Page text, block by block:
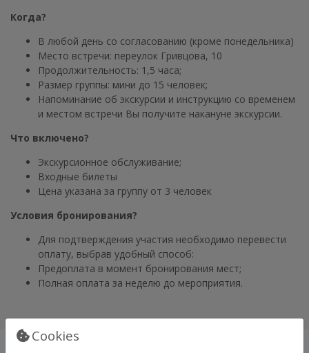
Когда?
В любой день со согласованию (кроме понедельника)
Место встречи: переулок Гривцова, 10
Продолжительность: 1,5 часа;
Размер группы: мини до 15 человек;
Напоминание об экскурсии и инструкцию со временем
и местом встречи Вы получите накануне экскурсии.
Что включено?
Экскурсионное обслуживание;
Входные билеты
Цена указана за группу от 3 человек
Условия бронирования?
Для подтверждения участия необходимо перевести
оплату, выбрав удобный способ:
Предоплата в момент бронирования мест;
Полная оплата за неделю до мероприятия.
Cookies